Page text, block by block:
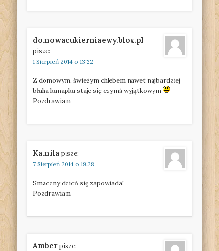
domowacukierniaewy.blox.pl
pisze:
1 Sierpień 2014 o 13:22
Z domowym, świeżym chlebem nawet najbardziej
błaha kanapka staje się czymś wyjątkowym
Pozdrawiam
Kamila pisze:
7 Sierpień 2014 o 19:28
Smaczny dzień się zapowiada!
Pozdrawiam
Amberpisze: